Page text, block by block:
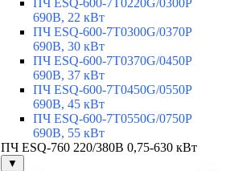
ПЧ ESQ-600-7T0220G/0300P
690В, 22 кВт
ПЧ ESQ-600-7T0300G/0370P
690В, 30 кВт
ПЧ ESQ-600-7T0370G/0450P
690В, 37 кВт
ПЧ ESQ-600-7T0450G/0550P
690В, 45 кВт
ПЧ ESQ-600-7T0550G/0750P
690В, 55 кВт
ПЧ ESQ-760 220/380В 0,75-630 кВт
▼